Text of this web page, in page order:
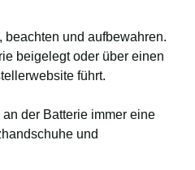
und aufbewahren.
beigelegt oder über einen
führt.
der Batterie immer eine
und